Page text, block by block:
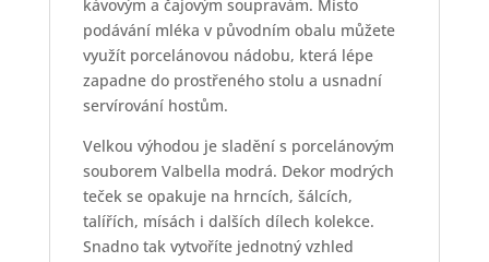
kávovým a čajovým soupravám. Místo
podávání mléka v původním obalu můžete
využít porcelánovou nádobu, která lépe
zapadne do prostřeného stolu a usnadní
servírování hostům.
Velkou výhodou je sladění s porcelánovým
souborem Valbella modrá. Dekor modrých
teček se opakuje na hrncích, šálcích,
talířích, mísách i dalších dílech kolekce.
Snadno tak vytvoříte jednotný vzhled